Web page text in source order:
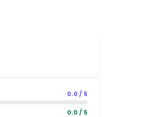
0.0 / 5
0.0 / 5